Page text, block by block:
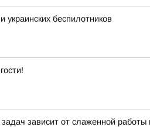
беспилотников
зависит от слаженной работы